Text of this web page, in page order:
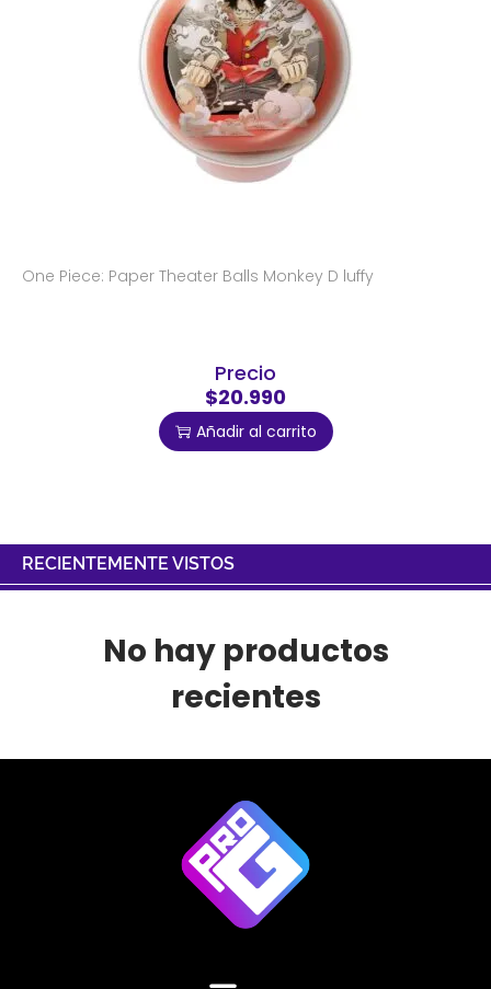
One Piece: Paper Theater Balls Monkey D luffy
Precio
$20.990
Añadir al carrito
RECIENTEMENTE VISTOS
No hay productos
recientes